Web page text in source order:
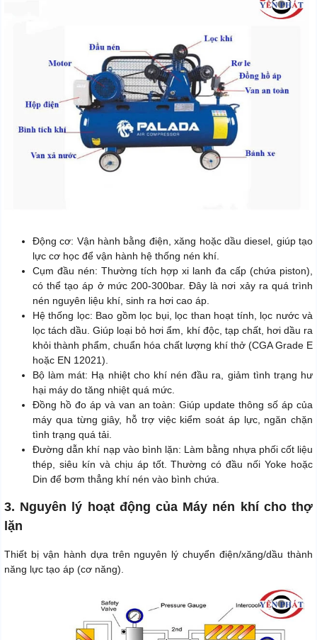
Động cơ: Vận hành bằng điện, xăng hoặc dầu diesel, giúp tạo
lực cơ học để vận hành hệ thống nén khí.
Cụm đầu nén: Thường tích hợp xi lanh đa cấp (chứa piston),
có thể tạo áp ở mức 200-300bar. Đây là nơi xảy ra quá trình
nén nguyên liệu khí, sinh ra hơi cao áp.
Hệ thống lọc: Bao gồm lọc bụi, lọc than hoạt tính, lọc nước và
lọc tách dầu. Giúp loại bỏ hơi ẩm, khí độc, tạp chất, hơi dầu ra
khỏi thành phẩm, chuẩn hóa chất lượng khí thở (CGA Grade E
hoặc EN 12021).
Bộ làm mát: Hạ nhiệt cho khí nén đầu ra, giảm tình trạng hư
hại máy do tăng nhiệt quá mức.
Đồng hồ đo áp và van an toàn: Giúp update thông số áp của
máy qua từng giây, hỗ trợ việc kiểm soát áp lực, ngăn chặn
tình trạng quá tải.
Đường dẫn khí nạp vào bình lặn: Làm bằng nhựa phối cốt liệu
thép, siêu kín và chịu áp tốt. Thường có đầu nối Yoke hoặc
Din để bơm thẳng khí nén vào bình chứa.
3. Nguyên lý hoạt động của Máy nén khí cho thợ
lặn
Thiết bị vận hành dựa trên nguyên lý chuyển điện/xăng/dầu thành
năng lực tạo áp (cơ năng).